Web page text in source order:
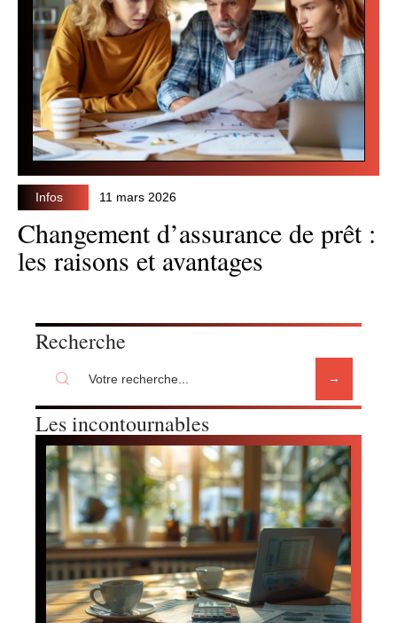
Infos 11 mars 2026
Changement d’assurance de prêt :
les raisons et avantages
Recherche
Les incontournables